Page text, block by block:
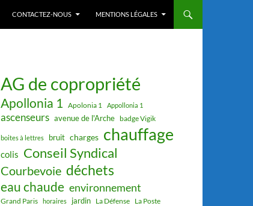
CONTACTEZ-NOUS MENTIONS LÉGALES
AG de copropriété
Apollonia 1 Apolonia 1 Appollonia 1
ascenseurs avenue de l'Arche badge Vigik
boites à lettres bruit charges chauffage
colis Conseil Syndical
Courbevoie déchets
eau chaude environnement
Grand Paris horaires jardin La Défense La Poste